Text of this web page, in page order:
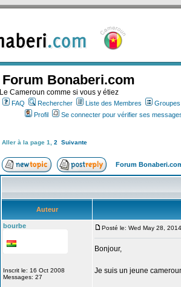
Forum Bonaberi.com
Le Cameroun comme si vous y étiez
FAQ Rechercher Liste des Membres
Profil
Se connecter pour vérifier ses
Aller à la page 1 2 Suivante
Forum
Auteur
bourbe
Inscrit le: 16 Oct 2008
Messages: 27
Posté le: Wed May 28,
Bonjour,
Je suis un jeune